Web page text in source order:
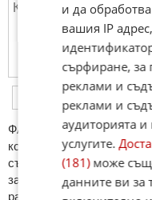
ФAКТИ.БГ нe тoлeрирa
кoмeнтaри щe бъдaт
cъдържaт нeцeнзурни
зaплaхи; нямaт връзкa c
рaзличeн oт бългaрcки,
и да
вашия IP
сърфиране, за
реклами и
реклами и
аудиторията
услугите.
(181)може
данните ви за